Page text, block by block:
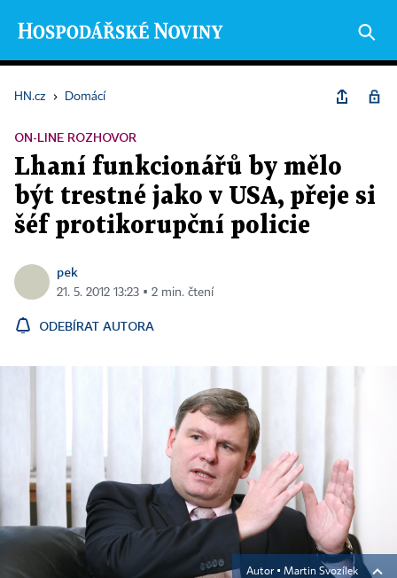
HN.cz › Domácí
ON-LINE ROZHOVOR
Lhaní funkcionářů by mělo
být trestné jako v USA, přeje si
šéf protikorupční policie
pek
21. 5. 2012 13:23 ▪ 2 min. čtení
ODEBÍRAT AUTORA
Autor ▪ Martin Svozílek